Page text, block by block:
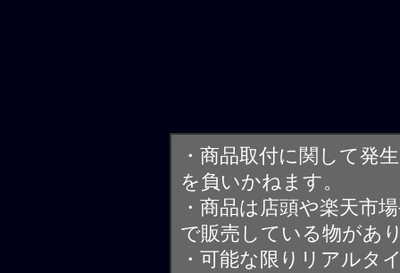
・商品取付に関して発
を負いかねます。
・商品は店頭や楽天市
で販売している物があ
・可能な限りリアルタ